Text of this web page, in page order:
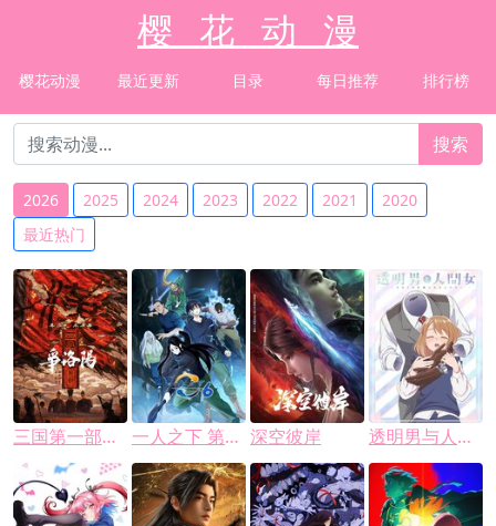
樱 花 动 漫
樱花动漫 最近更新 目录 每日推荐 排行榜
搜索
2026 2025 2024 2023 2022 2021
2020
最近热门
三国第一部：争洛阳 一人之下 第六季 深空彼岸 透明男与人类女～不久成为夫妇的二人～